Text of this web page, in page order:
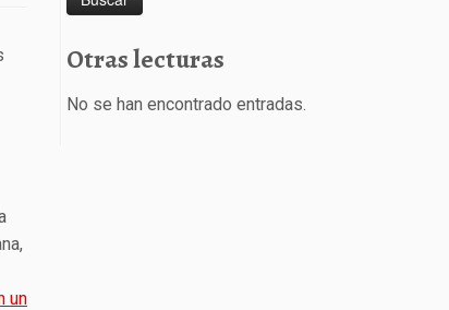
un
Otras lecturas
No se han encontrado entradas.